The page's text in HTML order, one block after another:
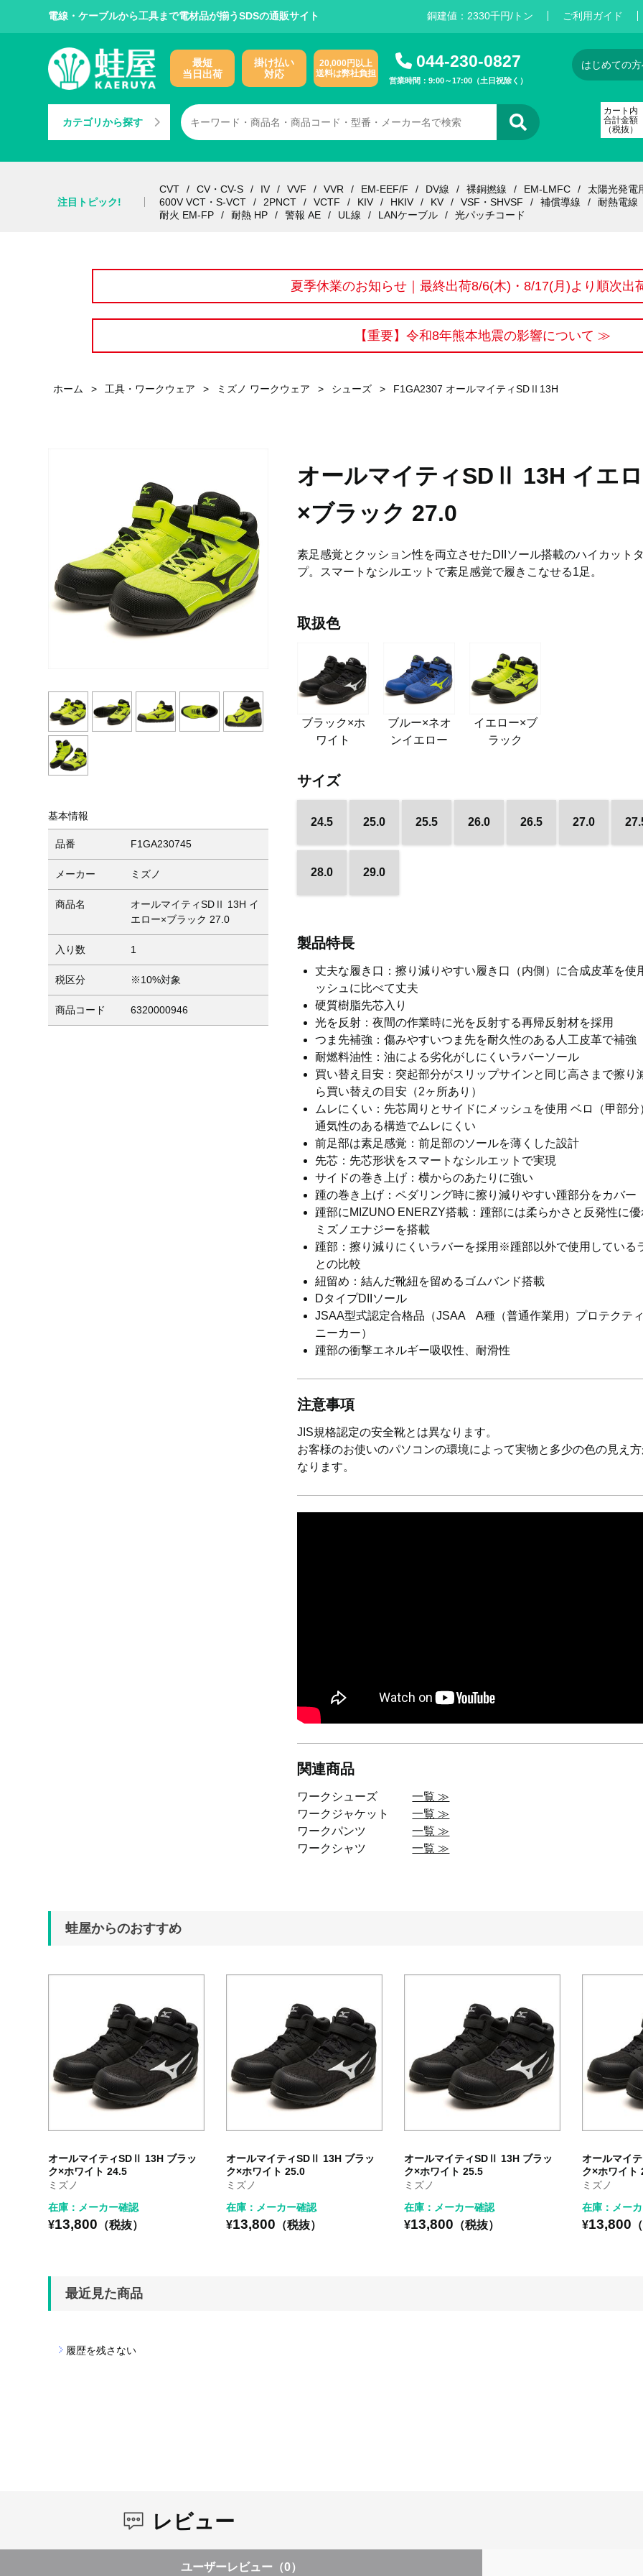
電線・ケーブルから工具まで電材品が揃うSDSの通販サイト 銅建値： 2330千円/トン ご利用ガイド
最短
当日出荷
掛け払い
対応
20,000円以上
送料は弊社負担
044-230-0827
営業時間：9:00～17:00（土日祝除く）
カテゴリから探す
はじめての
カート内
合計金額
（税抜）
注目トピック!
CVT CV・CV-S IV VVF VVR EM-EEF/F DV線 裸銅撚線 EM-LMFC 太陽光発電
600V VCT・S-VCT
2PNCT VCTF KIV HKIV KV VSF・SHVSF 補償導線 耐熱電線
耐火 EM-FP
耐熱 HP 警報 AE UL線 LANケーブル 光パッチコード
夏季休業のお知らせ｜最終出荷8/6(木)・8/17(月)より順次出
【重要】令和8年熊本地震の影響について ≫
ホーム > 工具・ワークウェア > ミズノ ワークウェア > シューズ > F1GA2307 オールマイティSDⅡ13H
基本情報
品番 F1GA230745
メーカー ミズノ
商品名
オールマイティSDⅡ 13H イ
エロー×ブラック 27.0
入り数 1
税区分 ※10%対象
商品コード 6320000946
オールマイティSDⅡ 13H イエ
×ブラック 27.0
素足感覚とクッション性を両立させたDIIソール搭載のハイカット
プ。スマートなシルエットで素足感覚で履きこなせる1足。
取扱色
ブラック×ホ
ワイト
ブルー×ネオ
ンイエロー
イエロー×ブ
ラック
サイズ
24.5 25.0 25.5 26.0 26.5 27.0
28.0 29.0
製品特長
丈夫な履き口：擦り減りやすい履き口（内側）に合成皮革を使
ッシュに比べて丈夫
硬質樹脂先芯入り
光を反射：夜間の作業時に光を反射する再帰反射材を採用
つま先補強：傷みやすいつま先を耐久性のある人工皮革で補強
耐燃料油性：油による劣化がしにくいラバーソール
買い替え目安：突起部分がスリップサインと同じ高さまで擦り
ら買い替えの目安（2ヶ所あり）
ムレにくい：先芯周りとサイドにメッシュを使用 ベロ（甲部分
通気性のある構造でムレにくい
前足部は素足感覚：前足部のソールを薄くした設計
先芯：先芯形状をスマートなシルエットで実現
サイドの巻き上げ：横からのあたりに強い
踵の巻き上げ：ペダリング時に擦り減りやすい踵部分をカバー
踵部にMIZUNO ENERZY搭載：踵部には柔らかさと反発性に優
ミズノエナジーを搭載
踵部：擦り減りにくいラバーを採用※踵部以外で使用している
との比較
紐留め：結んだ靴紐を留めるゴムバンド搭載
DタイプDIIソール
JSAA型式認定合格品（JSAA A種（普通作業用）プロテクテ
ニーカー）
踵部の衝撃エネルギー吸収性、耐滑性
注意事項
JIS規格認定の安全靴とは異なります。
お客様のお使いのパソコンの環境によって実物と多少の色の見え
なります。
関連商品
ワークシューズ一覧 ≫
ワークジャケット一覧 ≫
ワークパンツ一覧 ≫
ワークシャツ一覧 ≫
蛙屋からのおすすめ
オールマイティSDⅡ 13H ブラッ
ク×ホワイト 24.5
ミズノ
在庫：メーカー確認
¥13,800 （税抜）
オールマイティSDⅡ 13H ブラッ
ク×ホワイト 25.0
ミズノ
在庫：メーカー確認
¥13,800 （税抜）
オールマイティSDⅡ 13H ブラッ
ク×ホワイト 25.5
ミズノ
在庫：メーカー確認
¥13,800 （税抜）
オールマイ
ク×ホワイト
ミズノ
在庫：メー
¥13,800
最近見た商品
履歴を残さない
レビュー
ユーザーレビュー （0）